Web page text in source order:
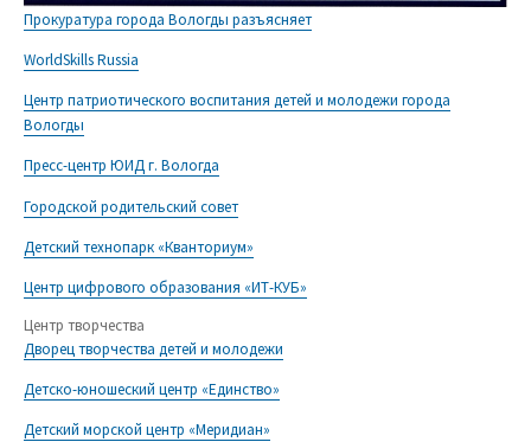
Прокуратура города Вологды разъясняет
WorldSkills Russia
Центр патриотического воспитания детей и молодежи города
Вологды
Пресс-центр ЮИД г. Вологда
Городской родительский совет
Детский технопарк «Кванториум»
Центр цифрового образования «ИТ-КУБ»
Центр творчества
Дворец творчества детей и молодежи
Детско-юношеский центр «Единство»
Детский морской центр «Меридиан»